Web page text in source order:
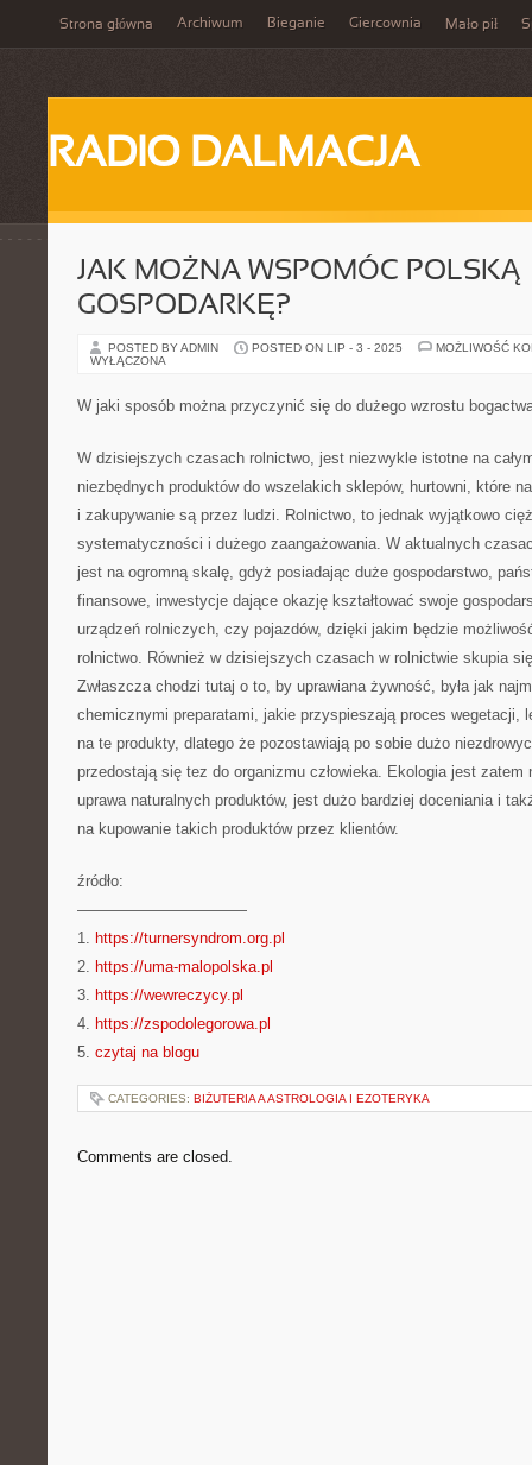
Strona główna Archiwum Bieganie Giercownia Mało pił
RADIO DALMACJA
JAK MOŻNA WSPOMÓC POLSKĄ
GOSPODARKĘ?
POSTED BY ADMIN POSTED ON LIP - 3 - 2025
MOŻLIWOŚĆ
WYŁĄCZONA
W jaki sposób można przyczynić się do dużego wzrostu
W dzisiejszych czasach rolnictwo, jest niezwykle istotne na
niezbędnych produktów do wszelakich sklepów, hurtowni, które
i zakupywanie są przez ludzi. Rolnictwo, to jednak wyjątkowo
systematyczności i dużego zaangażowania. W aktualnych
jest na ogromną skalę, gdyż posiadając duże gospodarstwo,
finansowe, inwestycje dające okazję kształtować swoje
urządzeń rolniczych, czy pojazdów, dzięki jakim będzie
rolnictwo. Również w dzisiejszych czasach w rolnictwie skupia
Zwłaszcza chodzi tutaj o to, by uprawiana żywność, była jak
chemicznymi preparatami, jakie przyspieszają proces wegetacji,
na te produkty, dlatego że pozostawiają po sobie dużo
przedostają się tez do organizmu człowieka. Ekologia jest zatem
uprawa naturalnych produktów, jest dużo bardziej doceniania i
na kupowanie takich produktów przez klientów.
źródło:
———————————
1. https://turnersyndrom.org.pl
2. https://uma-malopolska.pl
3. https://wewreczycy.pl
4. https://zspodolegorowa.pl
5. czytaj na blogu
CATEGORIES: BIŻUTERIA A ASTROLOGIA I EZOTERYKA
Comments are closed.